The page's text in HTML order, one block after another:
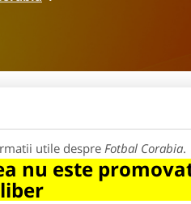
utile despre Fotbal Corabia.
nu este
liber